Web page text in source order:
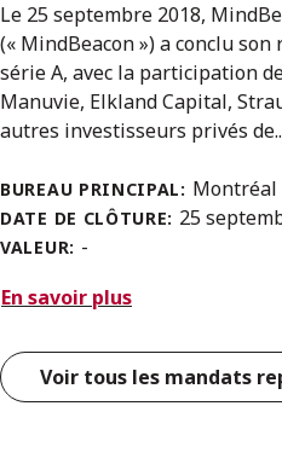
Le 25 septembre 2018,
(« MindBeacon ») a conclu
série A, avec la participation
Manuvie, Elkland Capital,
autres investisseurs privés
BUREAU PRINCIPAL: Montréal
DATE DE CLÔTURE: 25
VALEUR: -
En savoir plus
Voir tous les mandats